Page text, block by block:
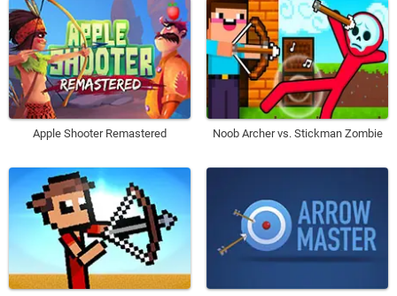
Apple Shooter Remastered Noob Archer vs. Stickman Zombie